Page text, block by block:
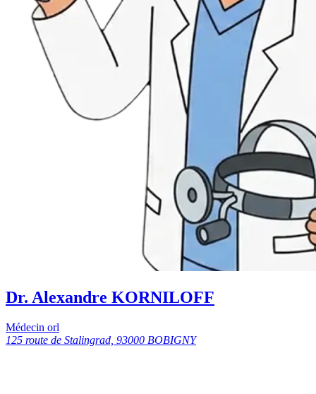
Dr. Alexandre KORNILOFF
Médecin orl
125 route de Stalingrad, 93000 BOBIGNY